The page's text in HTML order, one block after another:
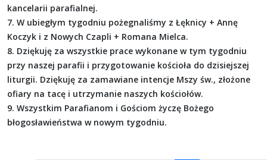
kancelarii parafialnej.
7. W ubiegłym tygodniu pożegnaliśmy z Łęknicy + Annę
Koczyk i z Nowych Czapli + Romana Mielca.
8. Dziękuję za wszystkie prace wykonane w tym tygodniu
przy naszej parafii i przygotowanie kościoła do dzisiejszej
liturgii. Dziękuję za zamawiane intencje Mszy św., złożone
ofiary na tacę i utrzymanie naszych kościołów.
9. Wszystkim Parafianom i Gościom życzę Bożego
błogosławieństwa w nowym tygodniu.